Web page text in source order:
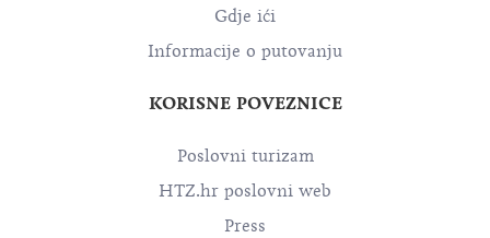
Gdje ići
Informacije o putovanju
KORISNE POVEZNICE
Poslovni turizam
HTZ.hr poslovni web
Press